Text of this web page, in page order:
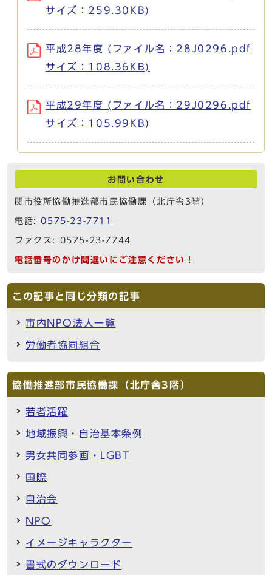
サイズ：259.30KB)
平成28年度 (ファイル名：28J0296.pdf
サイズ：108.36KB)
平成29年度 (ファイル名：29J0296.pdf
サイズ：105.99KB)
お問い合わせ
関市役所協働推進部市民協働課（北庁舎3階）
電話:0575-23-7711
ファクス: 0575-23-7744
電話番号のかけ間違いにご注意ください！
この記事と同じ分類の記事
市内NPO法人一覧
労働者協同組合
協働推進部市民協働課（北庁舎3階）
若者活躍
地域振興・自治基本条例
男女共同参画・LGBT
国際
自治会
NPO
イメージキャラクター
書式のダウンロード